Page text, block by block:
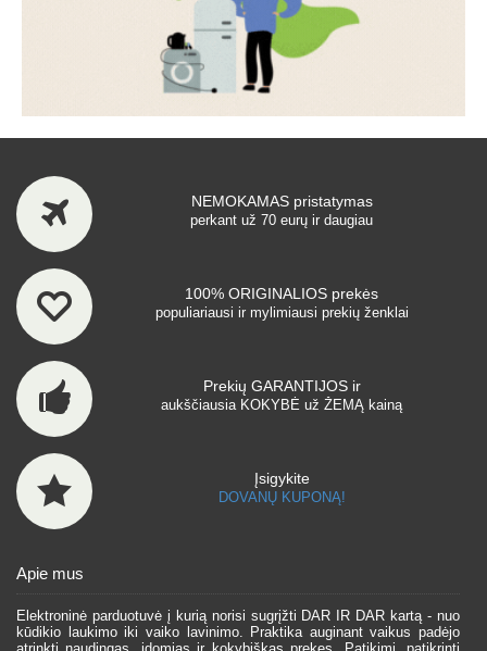
NEMOKAMAS pristatymas
perkant už 70 eurų ir daugiau
100% ORIGINALIOS prekės
populiariausi ir mylimiausi prekių ženklai
Prekių GARANTIJOS ir
aukščiausia KOKYBĖ už ŽEMĄ kainą
Įsigykite
DOVANŲ KUPONĄ!
Apie mus
Elektroninė parduotuvė į kurią norisi sugrįžti DAR IR DAR kartą - nuo
kūdikio laukimo iki vaiko lavinimo. Praktika auginant vaikus padėjo